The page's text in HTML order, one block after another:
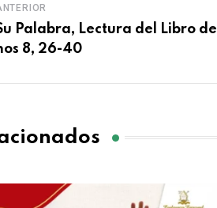
Palabra, Lectura del Libro de
8, 26-40